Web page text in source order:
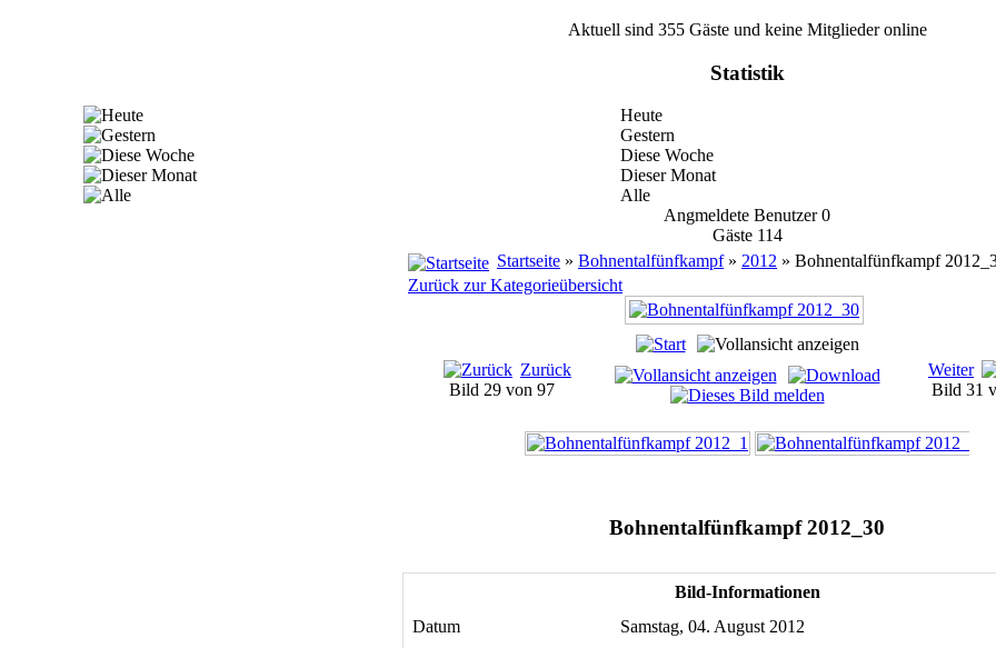
Aktuell sind 355 Gäste und keine Mitglieder online
Statistik
Heute
Gestern
Diese Woche
Dieser Monat
Alle
Angmeldete Benutzer 0
Gäste 114
Startseite » Bohnentalfünfkampf» 2012 » Bohnentalfünfkampf
Zurück zur Kategorieübersicht
Zurück
Bild 29 von 97
Weiter
Bild 31
Bohnentalfünfkampf 2012_30
Bild-Informationen
Datum
Samstag, 04. August 2012